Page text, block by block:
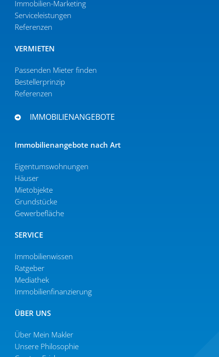
Immobilien-Marketing
Serviceleistungen
Referenzen
VERMIETEN
Passenden Mieter finden
Bestel­ler­prinzip
Referenzen
IMMOBILIENANGEBOTE
Immobi­li­en­an­gebote nach Art
Eigen­tums­woh­nungen
Häuser
Mietob­jekte
Grund­stücke
Gewer­be­fläche
SERVICE
Immobilien­wissen
Ratgeber
Mediathek
Immobi­li­en­fi­nan­zierung
ÜBER UNS
Über Mein Makler
Unsere Philo­sophie